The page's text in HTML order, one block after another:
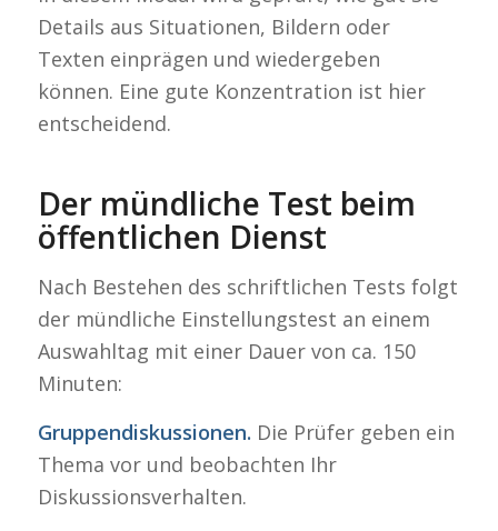
Details aus Situationen, Bildern oder
Texten einprägen und wiedergeben
können. Eine gute Konzentration ist hier
entscheidend.
Der mündliche Test beim
öffentlichen Dienst
Nach Bestehen des schriftlichen Tests folgt
der mündliche Einstellungstest an einem
Auswahltag mit einer Dauer von ca. 150
Minuten:
Gruppendiskussionen. Die Prüfer geben ein
Thema vor und beobachten Ihr
Diskussionsverhalten.